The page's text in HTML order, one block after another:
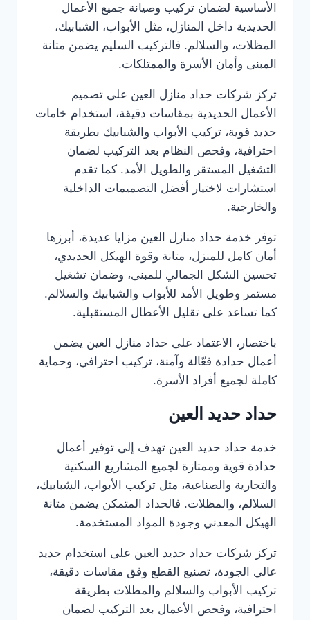
الأساسية لضمان تركيب وصيانة جميع الأعمال
الحديدية داخل المنازل، مثل الأبواب، الشبابيك،
المظلات، والسلالم. فالتركيب السليم يضمن متانة
المبنى وأمان الأسرة والممتلكات.
تركز شركات حداد منازل العين على تصميم
الأعمال الحديدية بمقاسات دقيقة، استخدام خامات
حديد قوية، تركيب الأبواب والشبابيك بطريقة
احترافية، وفحص النظام بعد التركيب لضمان
التشغيل المستقر والطويل الأمد. كما تقدم
استشارات لاختيار أفضل التصميمات الداخلية
والخارجية.
توفر خدمة حداد منازل العين مزايا عديدة، أبرزها
أمان كامل للمنزل، متانة وقوة الهيكل الحديدي،
تحسين الشكل الجمالي للمبنى، وضمان تشغيل
مستمر وطويل الأمد للأبواب والشبابيك والسلالم.
كما تساعد على تقليل الأعطال المستقبلية.
باختصار، الاعتماد على حداد منازل العين يضمن
أعمال حدادة فعّالة وآمنة، تركيب احترافي، وحماية
كاملة لجميع أفراد الأسرة.
حداد حديد العين
خدمة حداد حديد العين تهدف إلى توفير أعمال
حدادة قوية وممتازة لجميع المشاريع السكنية
والتجارية والصناعية، مثل تركيب الأبواب، الشبابيك،
السلالم، والمظلات. فالحداد المتمكن يضمن متانة
الهيكل المعدني وجودة المواد المستخدمة.
تركز شركات حداد حديد العين على استخدام حديد
عالي الجودة، تصنيع القطع وفق مقاسات دقيقة،
تركيب الأبواب والسلالم والمظلات بطريقة
احترافية، وفحص الأعمال بعد التركيب لضمان